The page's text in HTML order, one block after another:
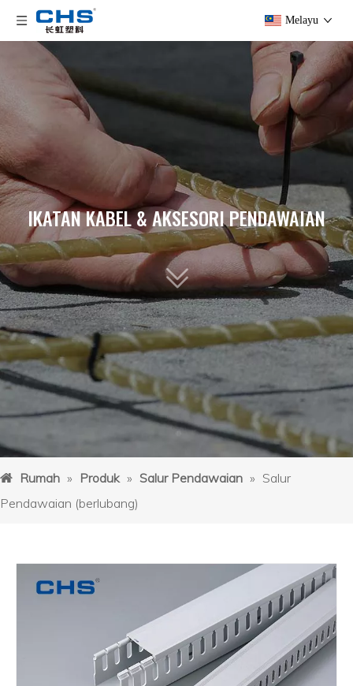
Melayu
IKATAN KABEL & AKSESORI PENDAWAIAN
Rumah » Produk » Salur Pendawaian » Salur
Pendawaian (berlubang)